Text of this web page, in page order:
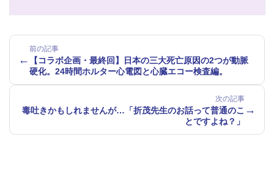
←
前の記事
【コラボ企画・最終回】日本の三大死亡原因の2つが動脈
硬化。24時間ホルター心電図と心臓エコー検査編。
次の記事
毒吐きかもしれませんが…「折茂先生のお話って普通のこ
とですよね？」
→